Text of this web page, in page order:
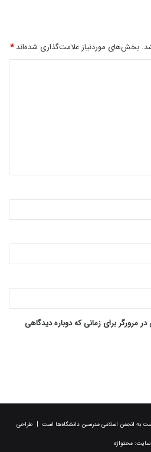
بخش‌های موردنیاز علامت‌گذاری شده‌اند*
مرورگر برای زمانی که دوباره دیدگاهی
متعلق است به انجمن اسلامی مدرسین دانشگاه‌ها است | طراحی
سایت: محتواژه